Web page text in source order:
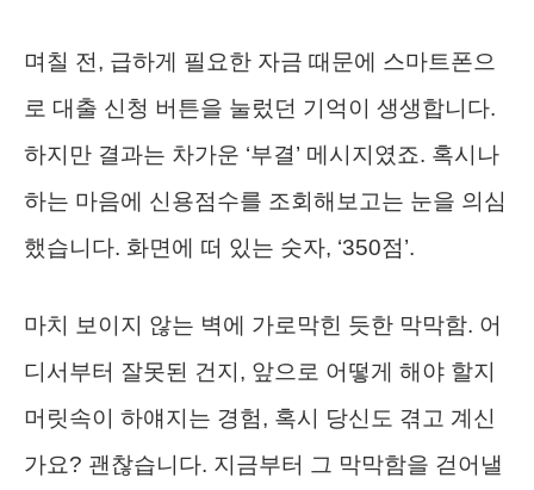
며칠 전, 급하게 필요한 자금 때문에 스마트폰으
로 대출 신청 버튼을 눌렀던 기억이 생생합니다.
하지만 결과는 차가운 ‘부결’ 메시지였죠. 혹시나
하는 마음에 신용점수를 조회해보고는 눈을 의심
했습니다. 화면에 떠 있는 숫자, ‘350점’.
마치 보이지 않는 벽에 가로막힌 듯한 막막함. 어
디서부터 잘못된 건지, 앞으로 어떻게 해야 할지
머릿속이 하얘지는 경험, 혹시 당신도 겪고 계신
가요? 괜찮습니다. 지금부터 그 막막함을 걷어낼